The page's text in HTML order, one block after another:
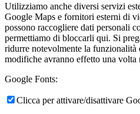
Utilizziamo anche diversi servizi
Google Maps e fornitori esterni di
possono raccogliere dati personali
permettiamo di bloccarli qui. Si
ridurre notevolmente la funzionalità
modifiche avranno effetto una volta
Google Fonts:
Clicca per attivare/disattivare